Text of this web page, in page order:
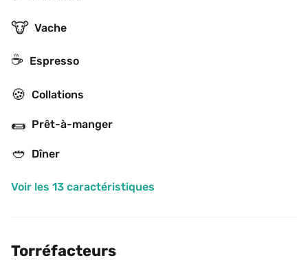
🐮 Vache
☕ Espresso
🍪 Collations
🌯 Prêt-à-manger
🥙 Dîner
Voir les 13 caractéristiques
Torréfacteurs